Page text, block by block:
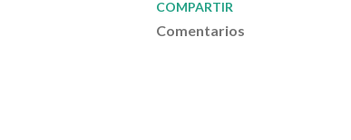
COMPARTIR
Comentarios